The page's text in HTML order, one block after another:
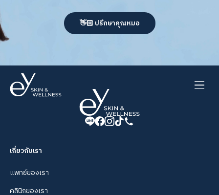
👋🏻 ปรึกษาคุณหมอ
เกี่ยวกับเรา
แพทย์ของเรา
คลินิกของเรา